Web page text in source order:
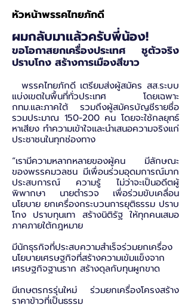
หัวหน้าพรรคไทยภักดี
ผมกลับมาแล้วครับพี่น้อง!
ขอโอกาสยกเครื่องประเทศ ชูตัวจริง
ปราบโกง สร้างการเมืองสีขาว
พรรคไทยภักดี เตรียมส่งผู้สมัคร สส.ระบบ
แบ่งเขตในพื้นที่ทั่วประเทศ โดยเฉพาะ
กทม.และภาคใต้ รวมถึงผู้สมัครบัญชีรายชื่อ
รวมประมาณ 150-200 คน โดยจะใช้กลยุทธ์
หาเสียง ทำความเข้าใจและนำเสนอความจริงแก่
ประชาชนในทุกช่องทาง
“เรามีความหลากหลายของผู้คน มีลักษณะ
ของพรรคมวลชน มีเพื่อนร่วมอุดมการณ์มาก
ประสบการณ์ ความรู้ ไม่ว่าจะเป็นอดีตผู้
พิพากษา นายตำรวจ เพื่อร่วมขับเคลื่อน
นโยบาย ยกเครื่องกระบวนการยุติธรรม ปราบ
โกง ปราบทุนเทา สร้างนิติรัฐ ให้ทุกคนเสมอ
ภาคภายใต้กฎหมาย
มีนักธุรกิจที่ประสบความสำเร็จร่วมยกเครื่อง
นโยบายเศรษฐกิจที่สร้างความเข้มแข็งจาก
เศรษฐกิจฐานราก สร้างดุลกับทุนผูกขาด
มีเกษตรกรรุ่นใหม่ ร่วมยกเครื่องโครงสร้าง
ราคาข้าวที่เป็นธรรม